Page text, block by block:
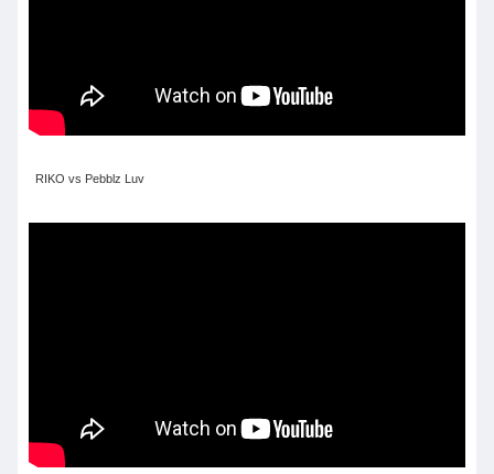
RIKO vs Pebblz Luv